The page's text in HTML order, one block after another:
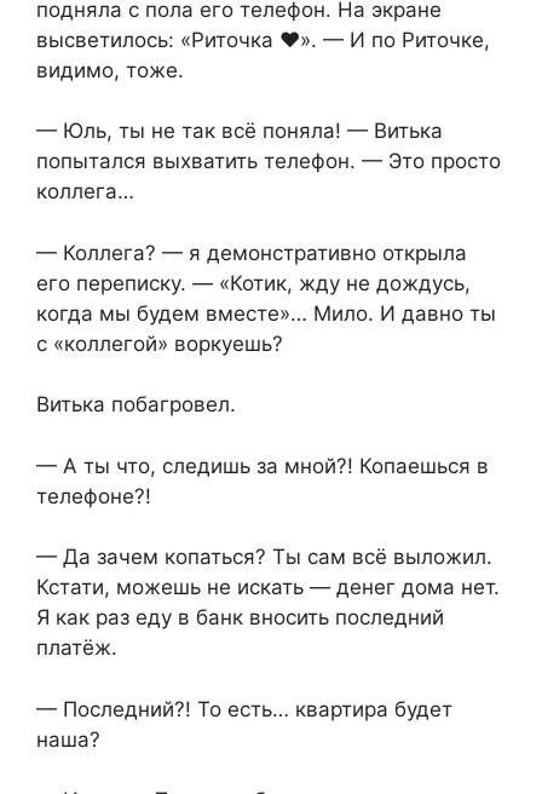
подняла с пола его телефон. На экране
высветилось: «Риточка ♥». — И по Риточке,
видимо, тоже.
— Юль, ты не так всё поняла! — Витька
попытался выхватить телефон. — Это просто
коллега…
— Коллега? — я демонстративно открыла
его переписку. — «Котик, жду не дождусь,
когда мы будем вместе»… Мило. И давно ты
с «коллегой» воркуешь?
Витька побагровел.
— А ты что, следишь за мной?! Копаешься в
телефоне?!
— Да зачем копаться? Ты сам всё выложил.
Кстати, можешь не искать — денег дома нет.
Я как раз еду в банк вносить последний
платёж.
— Последний?! То есть… квартира будет
наша?